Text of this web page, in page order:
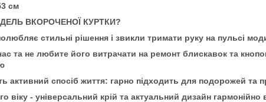
см
ВКОРОЧЕНОЇ КУРТКИ?
стильні рішення і звикли тримати руку на пульсі
та не любите його витрачати на ремонт блискавок та
активний спосіб життя: гарно підходить для подорожей та
віку - універсальний крій та актуальний дизайн гармонійно